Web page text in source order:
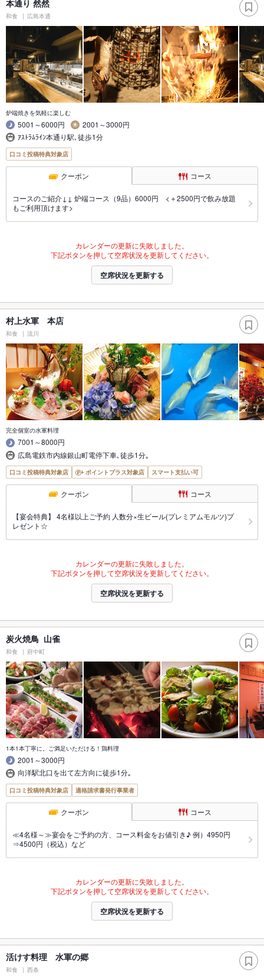
本通り 然然
和食 広島本通
炉端焼きを気軽に楽しむ
5001～6000円
2001～3000円
ｱｽﾄﾗﾑﾗｲﾝ本通り駅､徒歩1分
口コミ投稿特典対象店
クーポン コース
コースのご紹介↓↓ 炉端コース（9品）6000円 <＋2500円で飲み放題
もご利用頂けます>
カレンダーの更新に失敗しました。
下記ボタンを押して空席状況を更新してください。
空席状況を更新する
村上水軍 本店
和食 流川
完全個室の水軍料理
7001～8000円
広島電鉄市内線銀山町電停下車､徒歩1分｡
口コミ投稿特典対象店 ポイントプラス対象店 スマート支払い可
クーポン コース
【宴会特典】 4名様以上ご予約 人数分×生ビール(プレミアムモルツ)プ
レゼント☆
カレンダーの更新に失敗しました。
下記ボタンを押して空席状況を更新してください。
空席状況を更新する
炭火焼鳥 山雀
和食 府中町
1本1本丁寧に。ご満足いただける！鶏料理
2001～3000円
向洋駅北口を出て左方向に徒歩1分｡
口コミ投稿特典対象店 適格請求書発行事業者
クーポン コース
≪4名様～≫宴会をご予約の方、コース料金をお値引き♪ 例）4950円
⇒4500円（税込）など
カレンダーの更新に失敗しました。
下記ボタンを押して空席状況を更新してください。
空席状況を更新する
活けす料理 水軍の郷
和食 西条